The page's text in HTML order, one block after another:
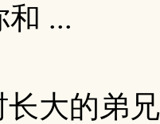
...
长大的弟